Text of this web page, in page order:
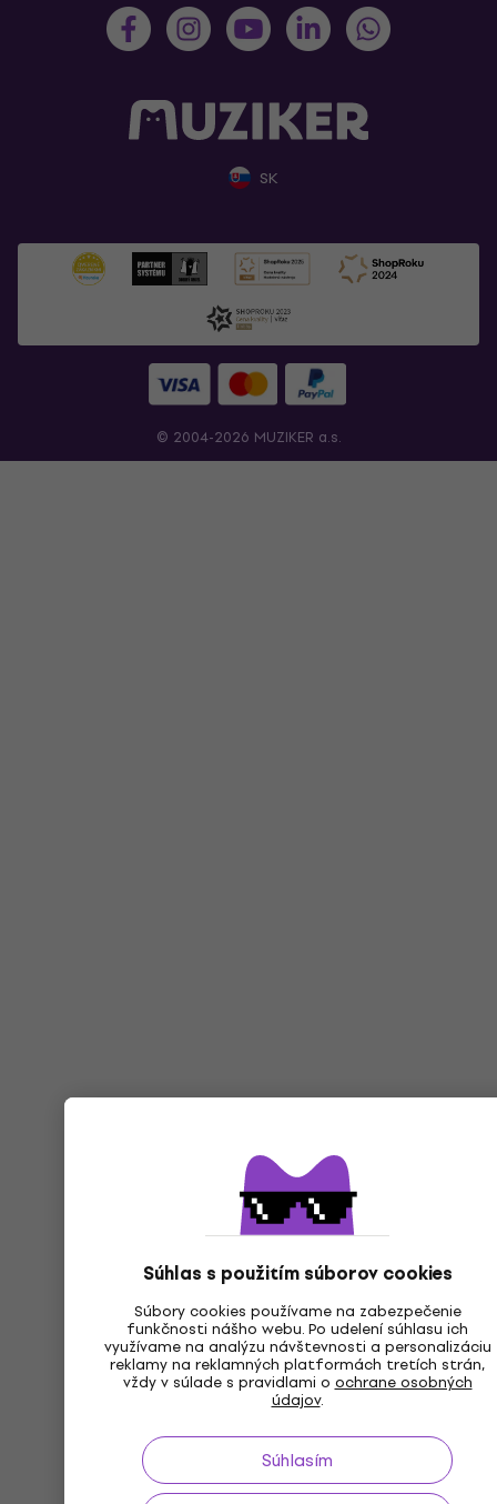
Súhlas s použitím súborov cookies
Súbory cookies používame na zabezpečenie
funkčnosti nášho webu. Po udelení súhlasu ich
využívame na analýzu návštevnosti a personalizáciu
reklamy na reklamných platformách tretích strán,
vždy v súlade s pravidlami o ochrane osobných
údajov.
Súhlasím
SK
© 2004-2026 MUZIKER a.s.